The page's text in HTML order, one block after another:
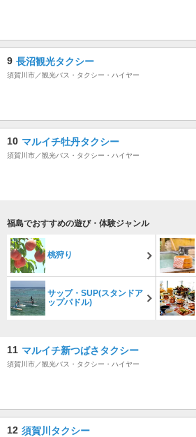
9 長沼観光タクシー
須賀川市／観光バス・タクシー・ハイヤー
10 マルイチ牡丹タクシー
須賀川市／観光バス・タクシー・ハイヤー
福島でおすすめの遊び・体験ジャンル
桃狩り
サップ・SUP(スタンドア
ップパドル)
11 マルイチ新つばさタクシー
須賀川市／観光バス・タクシー・ハイヤー
12 須賀川タクシー